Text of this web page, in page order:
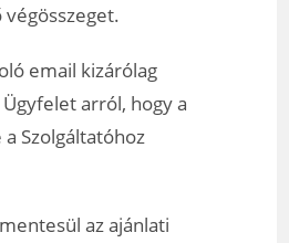
email kizárólag
arról, hogy a
Szolgáltatóhoz
az ajánlati